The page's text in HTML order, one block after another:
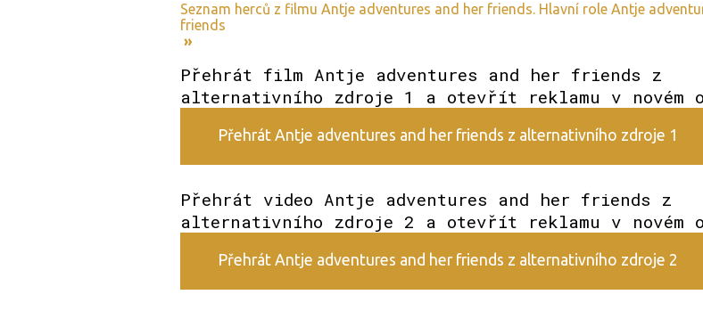
Seznam herců z filmu Antje adventures and her friends. Hlavní role Antje
friends
»
Přehrát film Antje adventures and her friends z
alternativního zdroje 1 a otevřít reklamu v novém
Přehrát Antje adventures and her friends z alternativního zdroje 1
Přehrát video Antje adventures and her friends z
alternativního zdroje 2 a otevřít reklamu v novém
Přehrát Antje adventures and her friends z alternativního zdroje 2